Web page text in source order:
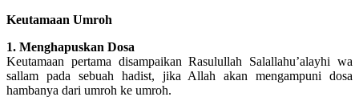
Keutamaan Umroh
1. Menghapuskan Dosa
Keutamaan pertama disampaikan Rasulullah Salallahu’alayhi wa
sallam pada sebuah hadist, jika Allah akan mengampuni dosa
hambanya dari umroh ke umroh.